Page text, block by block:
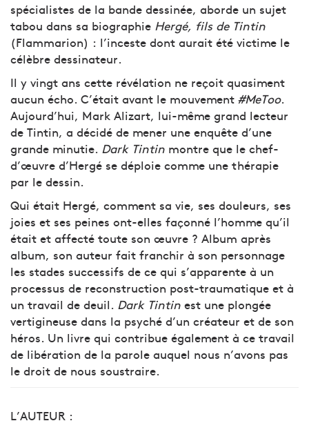
spécialistes de la bande dessinée, aborde un sujet
tabou dans sa biographie Hergé, fils de Tintin
(Flammarion) : l’inceste dont aurait été victime le
célèbre dessinateur.
Il y vingt ans cette révélation ne reçoit quasiment
aucun écho. C’était avant le mouvement #MeToo.
Aujourd’hui, Mark Alizart, lui-même grand lecteur
de Tintin, a décidé de mener une enquête d’une
grande minutie. Dark Tintin montre que le chef-
d’œuvre d’Hergé se déploie comme une thérapie
par le dessin.
Qui était Hergé, comment sa vie, ses douleurs, ses
joies et ses peines ont-elles façonné l’homme qu’il
était et affecté toute son œuvre ? Album après
album, son auteur fait franchir à son personnage
les stades successifs de ce qui s’apparente à un
processus de reconstruction post-traumatique et à
un travail de deuil. Dark Tintin est une plongée
vertigineuse dans la psyché d’un créateur et de son
héros. Un livre qui contribue également à ce travail
de libération de la parole auquel nous n’avons pas
le droit de nous soustraire.
L’AUTEUR :